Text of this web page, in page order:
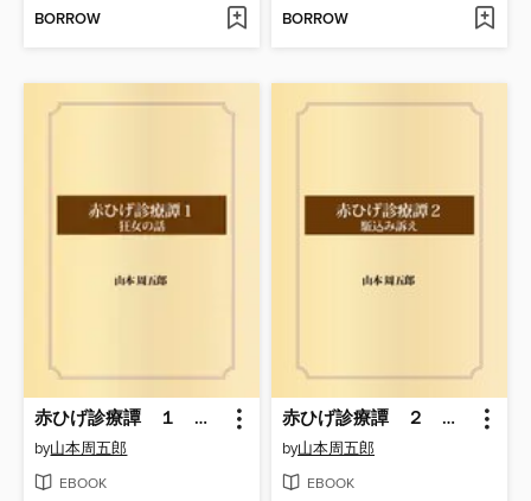
BORROW BORROW
赤ひげ診療譚 １ 狂女の話
by山本周五郎
EBOOK
赤ひげ診療譚 ２ 駈込み訴え
by山本周五郎
EBOOK